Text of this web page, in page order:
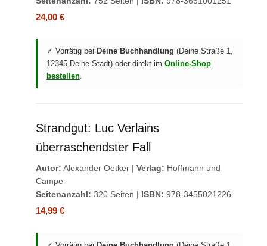
24,00 €
✓ Vorrätig bei Deine Buchhandlung (Deine Straße 1,
12345 Deine Stadt) oder direkt im Online-Shop
bestellen.
Strandgut: Luc Verlains
überraschendster Fall
Autor: Alexander Oetker | Verlag: Hoffmann und
Campe
Seitenanzahl: 320 Seiten | ISBN: 978-3455021226
14,99 €